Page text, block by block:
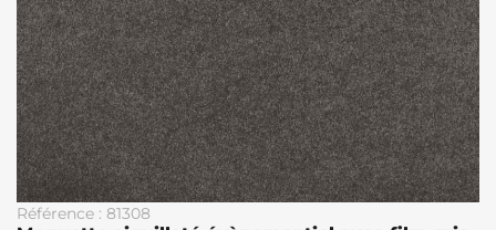
Référence : 81308